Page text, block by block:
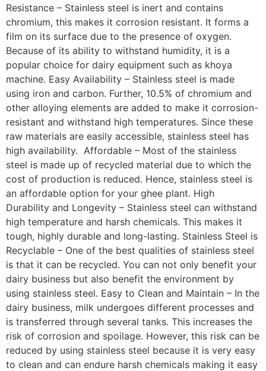
Resistance – Stainless steel is inert and contains
chromium, this makes it corrosion resistant. It forms a
film on its surface due to the presence of oxygen.
Because of its ability to withstand humidity, it is a
popular choice for dairy equipment such as khoya
machine. Easy Availability – Stainless steel is made
using iron and carbon. Further, 10.5% of chromium and
other alloying elements are added to make it corrosion-
resistant and withstand high temperatures. Since these
raw materials are easily accessible, stainless steel has
high availability. Affordable – Most of the stainless
steel is made up of recycled material due to which the
cost of production is reduced. Hence, stainless steel is
an affordable option for your ghee plant. High
Durability and Longevity – Stainless steel can withstand
high temperature and harsh chemicals. This makes it
tough, highly durable and long-lasting. Stainless Steel is
Recyclable – One of the best qualities of stainless steel
is that it can be recycled. You can not only benefit your
dairy business but also benefit the environment by
using stainless steel. Easy to Clean and Maintain – In the
dairy business, milk undergoes different processes and
is transferred through several tanks. This increases the
risk of corrosion and spoilage. However, this risk can be
reduced by using stainless steel because it is very easy
to clean and can endure harsh chemicals making it easy